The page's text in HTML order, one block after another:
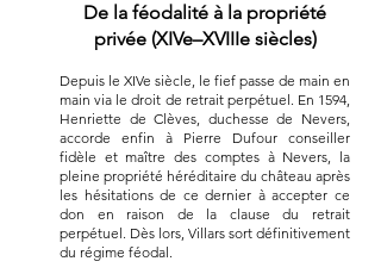
De la féodalité à la propriété
privée (XIVe–XVIIIe siècles)
Depuis le XIVe siècle, le fief passe de main en
main via le droit de retrait perpétuel. En 1594,
Henriette de Clèves, duchesse de Nevers,
accorde enfin à Pierre Dufour conseiller
fidèle et maître des comptes à Nevers, la
pleine propriété héréditaire du château après
les hésitations de ce dernier à accepter ce
don en raison de la clause du retrait
perpétuel. Dès lors, Villars sort définitivement
du régime féodal.